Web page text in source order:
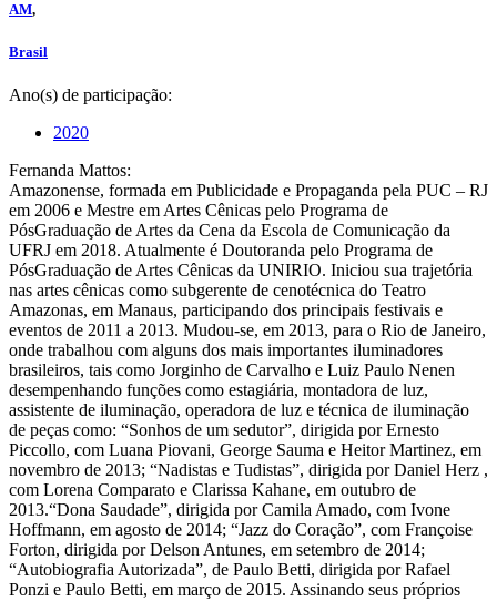
AM,
Brasil
Ano(s) de participação:
2020
Fernanda Mattos:
Amazonense, formada em Publicidade e Propaganda pela PUC – RJ
em 2006 e Mestre em Artes Cênicas pelo Programa de
PósGraduação de Artes da Cena da Escola de Comunicação da
UFRJ em 2018. Atualmente é Doutoranda pelo Programa de
PósGraduação de Artes Cênicas da UNIRIO. Iniciou sua trajetória
nas artes cênicas como subgerente de cenotécnica do Teatro
Amazonas, em Manaus, participando dos principais festivais e
eventos de 2011 a 2013. Mudou-se, em 2013, para o Rio de Janeiro,
onde trabalhou com alguns dos mais importantes iluminadores
brasileiros, tais como Jorginho de Carvalho e Luiz Paulo Nenen
desempenhando funções como estagiária, montadora de luz,
assistente de iluminação, operadora de luz e técnica de iluminação
de peças como: “Sonhos de um sedutor”, dirigida por Ernesto
Piccollo, com Luana Piovani, George Sauma e Heitor Martinez, em
novembro de 2013; “Nadistas e Tudistas”, dirigida por Daniel Herz ,
com Lorena Comparato e Clarissa Kahane, em outubro de
2013.“Dona Saudade”, dirigida por Camila Amado, com Ivone
Hoffmann, em agosto de 2014; “Jazz do Coração”, com Françoise
Forton, dirigida por Delson Antunes, em setembro de 2014;
“Autobiografia Autorizada”, de Paulo Betti, dirigida por Rafael
Ponzi e Paulo Betti, em março de 2015. Assinando seus próprios